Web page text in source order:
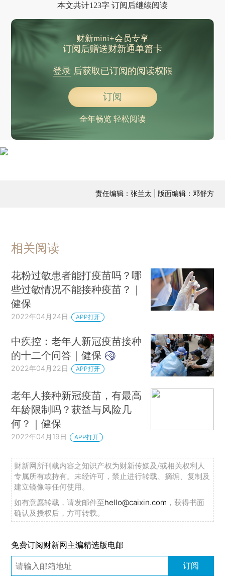
本文共计123字 订阅后继续阅读
财新mini+会员专享
订阅后赠送财新通单篇卡
登录后获取已订阅的阅读权限
订阅
全年畅览 轻松阅读
责任编辑：张兰太 | 版面编辑：邓舒方
相关阅读
花粉过敏患者能打疫苗吗？哪
些过敏情况不能接种疫苗？｜
健保
2022年04月24日 APP打开
中疾控：老年人新冠疫苗接种
的十二个问答｜健保
2022年04月22日 APP打开
老年人接种新冠疫苗，有最高
年龄限制吗？获益与风险几
何？｜健保
2022年04月19日 APP打开
财新网所刊载内容之知识产权为财新传媒及/或相关权利人
专属所有或持有。未经许可，禁止进行转载、摘编、复制及
建立镜像等任何使用。
如有意愿转载，请发邮件至hello@caixin.com ，获得书面
确认及授权后，方可转载。
免费订阅财新网主编精选版电邮
订阅